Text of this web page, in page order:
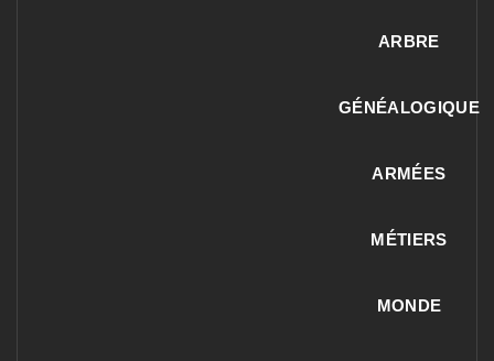
ARBRE
GÉNÉALOGIQUE
ARMÉES
MÉTIERS
MONDE